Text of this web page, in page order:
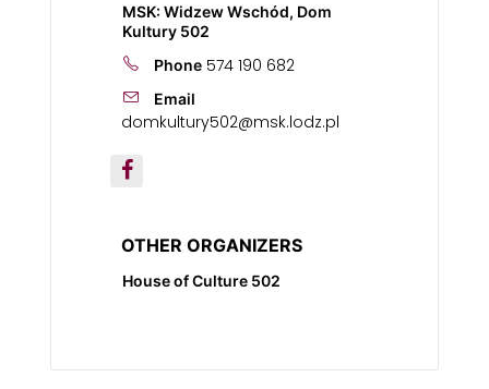
MSK: Widzew Wschód, Dom
Kultury 502
Phone 574 190 682
Email
domkultury502@msk.lodz.pl
OTHER ORGANIZERS
House of Culture 502